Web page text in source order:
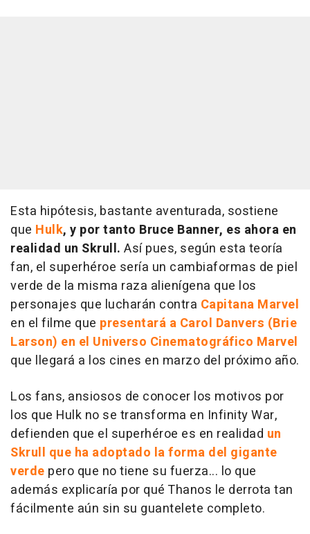
Esta hipótesis, bastante aventurada, sostiene
que Hulk, y por tanto Bruce Banner, es ahora en
realidad un Skrull. Así pues, según esta teoría
fan, el superhéroe sería un cambiaformas de piel
verde de la misma raza alienígena que los
personajes que lucharán contra Capitana Marvel
en el filme que presentará a Carol Danvers (Brie
Larson) en el Universo Cinematográfico Marvel
que llegará a los cines en marzo del próximo año.
Los fans, ansiosos de conocer los motivos por
los que Hulk no se transforma en Infinity War,
defienden que el superhéroe es en realidad un
Skrull que ha adoptado la forma del gigante
verde pero que no tiene su fuerza... lo que
además explicaría por qué Thanos le derrota tan
fácilmente aún sin su guantelete completo.